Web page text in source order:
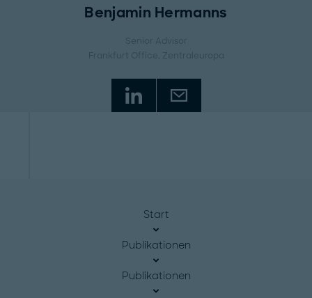
Benjamin Hermanns
Senior Advisor
Frankfurt Office
, Zentraleuropa
Start
Publikationen
Publikationen